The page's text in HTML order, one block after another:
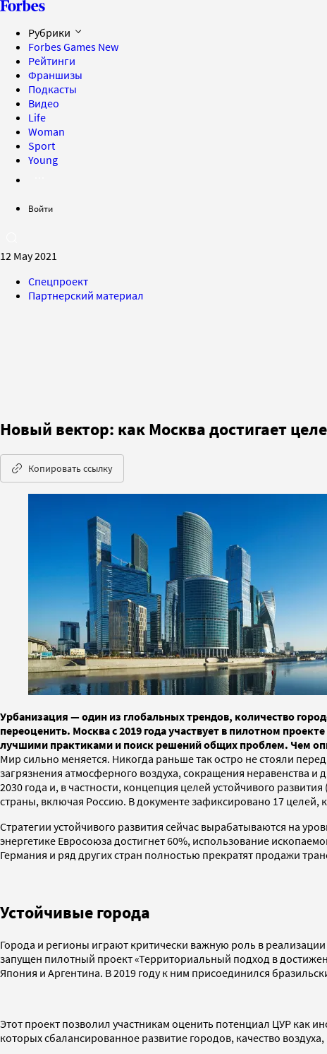
Рубрики
Forbes Games New
Рейтинги
Франшизы
Подкасты
Видео
Life
Woman
Sport
Young
Войти
12 May 2021
Спецпроект
Партнерский материал
Новый вектор: как Москва достигает
Копировать ссылку
Урбанизация — один из глобальных трендов, количество
переоценить. Москва с 2019 года участвует в пилотном
лучшими практиками и поиск решений общих проблем. Чем
Мир сильно меняется. Никогда раньше так остро не стояли
загрязнения атмосферного воздуха, сокращения неравенства
2030 года и, в частности, концепция целей устойчивого
страны, включая Россию. В документе зафиксировано 17
Стратегии устойчивого развития сейчас вырабатываются на
энергетике Евросоюза достигнет 60%, использование
Германия и ряд других стран полностью прекратят продажи
Устойчивые города
Города и регионы играют критически важную роль в
запущен пилотный проект «Территориальный подход в
Япония и Аргентина. В 2019 году к ним присоединился
Этот проект позволил участникам оценить потенциал ЦУР как
которых сбалансированное развитие городов, качество